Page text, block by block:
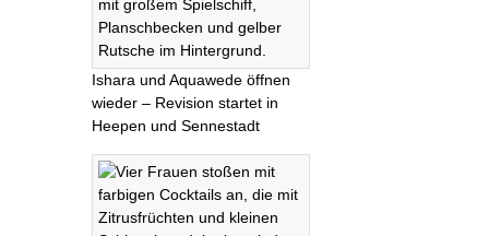
Ishara und Aquawede öffnen
wieder – Revision startet in
Heepen und Sennestadt